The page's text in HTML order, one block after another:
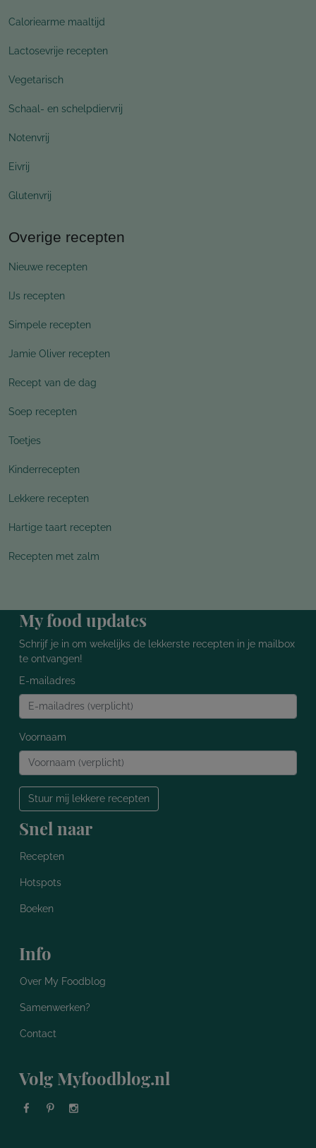
Caloriearme maaltijd
Lactosevrije recepten
Vegetarisch
Schaal- en schelpdiervrij
Notenvrij
Eivrij
Glutenvrij
Overige recepten
Nieuwe recepten
IJs recepten
Simpele recepten
Jamie Oliver recepten
Recept van de dag
Soep recepten
Toetjes
Kinderrecepten
Lekkere recepten
Hartige taart recepten
Recepten met zalm
My food updates
Schrijf je in om wekelijks de lekkerste recepten in je mailbox
te ontvangen!
E-mailadres
Voornaam
Stuur mij lekkere recepten
Snel naar
Recepten
Hotspots
Boeken
Info
Over My Foodblog
Samenwerken?
Contact
Volg Myfoodblog.nl